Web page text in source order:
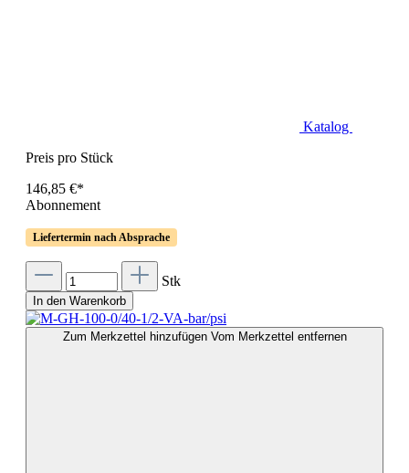
Katalog
Preis pro Stück
146,85 €*
Abonnement
Liefertermin nach Absprache
Stk
In den Warenkorb
Zum Merkzettel hinzufügen Vom Merkzettel entfernen